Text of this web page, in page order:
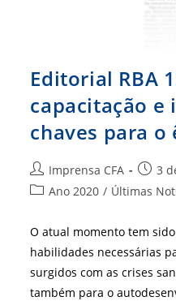
Editorial RBA
capacitação e
chaves para
Autor
do
Imprensa CFA
Post3
Categoria
post:
Ano 2020 / Últimas
O atual momento tem
habilidades necessárias
surgidos com as crises
também para o